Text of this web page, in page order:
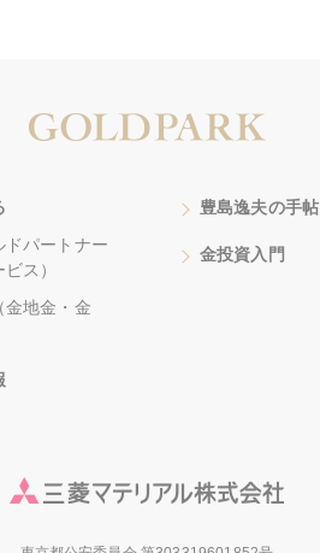
ドパートナー
ス）
金地金・金
豊島逸夫の手帖
金投資入門